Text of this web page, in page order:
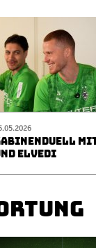
ELVEDI